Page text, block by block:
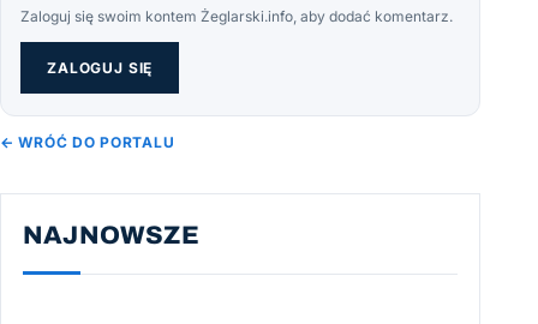
Zaloguj się swoim kontem Żeglarski.info, aby dodać komentarz.
ZALOGUJ SIĘ
← WRÓĆ DO PORTALU
NAJNOWSZE